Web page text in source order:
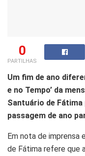
0
PARTILHAS
Um fim de ano
e no Tempo’ da
Santuário de
passagem de ano
Em nota de imprensa
de Fátima refere que